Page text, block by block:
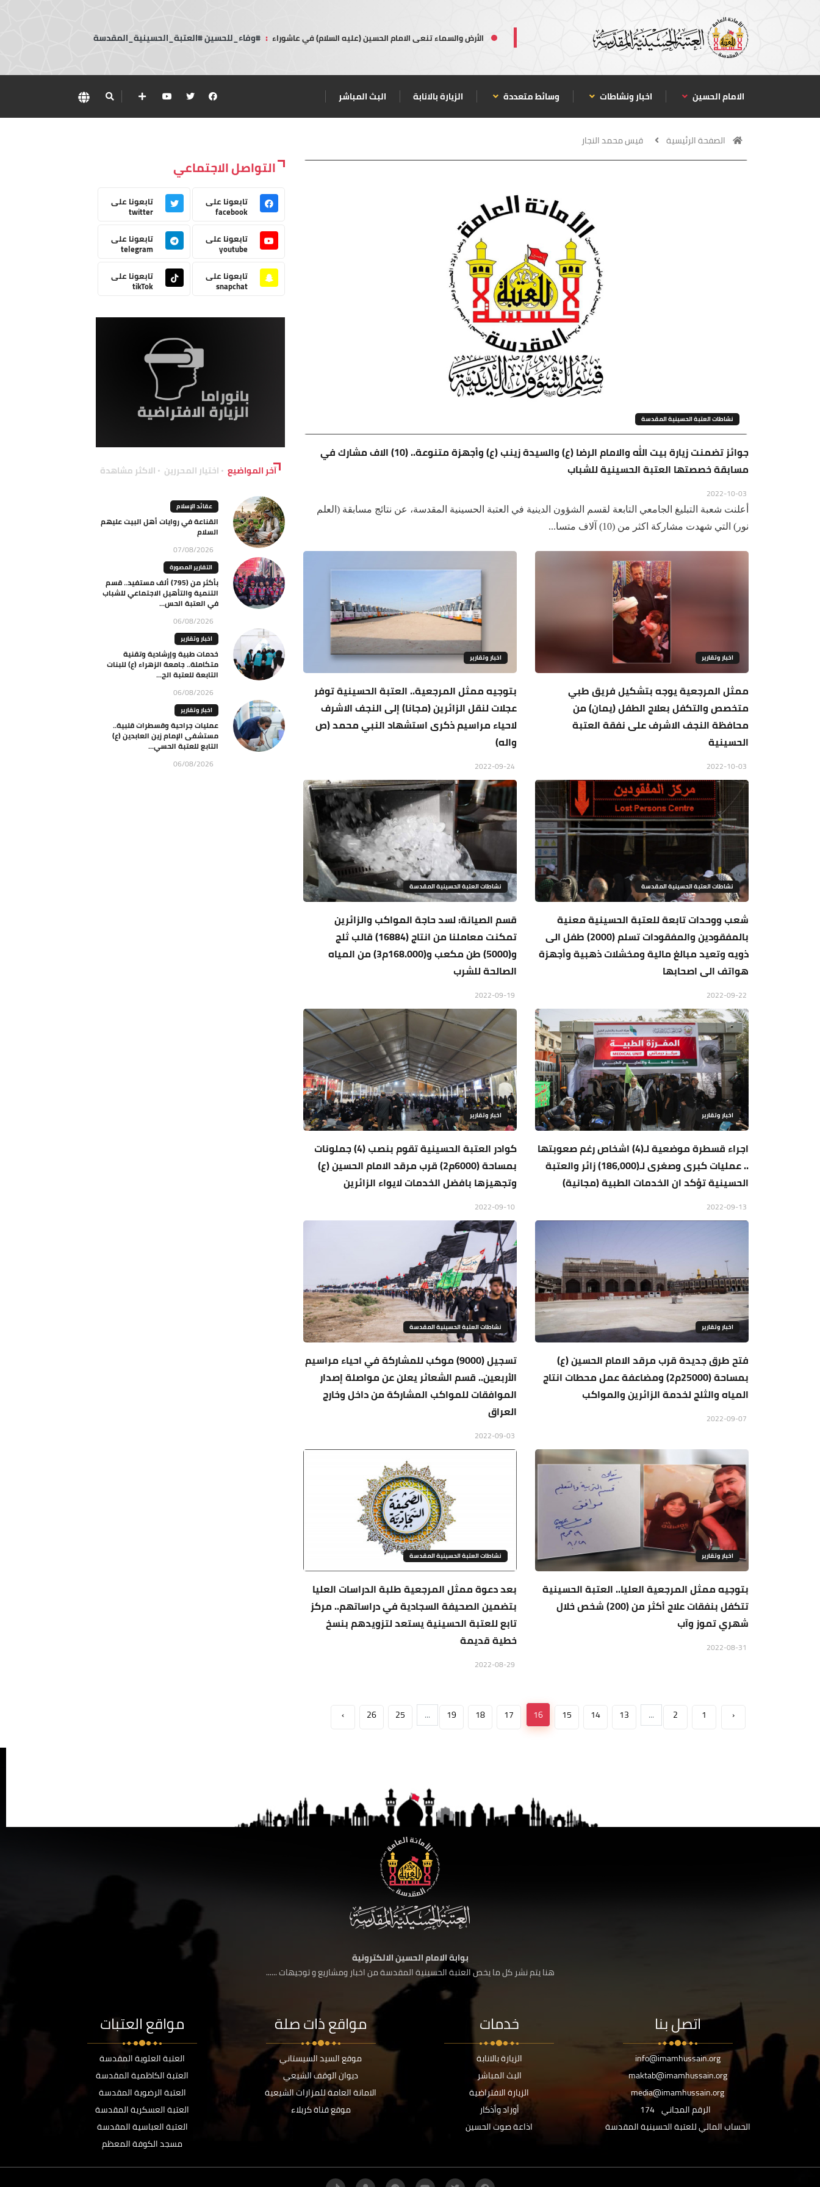
الأرض والسماء تنعى الامام الحسين (عليه السلام) في عاشوراء : #وفاء_للحسين #العتبة_الحسينية_المقدسة
الامام الحسين اخبار ونشاطات وسائط متعددة الزيارة بالانابة البث المباشر
الصفحة الرئيسية قيس محمد النجار
نشاطات العتبة الحسينية المقدسة
جوائز تضمنت زيارة بيت الله والامام الرضا (ع) والسيدة زينب (ع) وأجهزة متنوعة.. (10) الاف مشارك في
مسابقة خصصتها العتبة الحسينية للشباب
أعلنت شعبة التبليغ الجامعي التابعة لقسم الشؤون الدينية في العتبة الحسينية المقدسة، عن نتائج مسابقة (العلم
نور) التي شهدت مشاركة اكثر من (10) آلاف متسا...
اخبار وتقارير
ممثل المرجعية يوجه بتشكيل فريق طبي
متخصص والتكفل بعلاج الطفل (يمان) من
محافظة النجف الاشرف على نفقة العتبة
الحسينية
اخبار وتقارير
بتوجيه ممثل المرجعية.. العتبة الحسينية توفر
عجلات لنقل الزائرين (مجانا) إلى النجف الاشرف
لاحياء مراسيم ذكرى استشهاد النبي محمد (ص
واله)
نشاطات العتبة الحسينية المقدسة
شعب ووحدات تابعة للعتبة الحسينية معنية
بالمفقودين والمفقودات تسلم (2000) طفل الى
ذويه وتعيد مبالغ مالية ومخشلات ذهبية وأجهزة
هواتف الى اصحابها
نشاطات العتبة الحسينية المقدسة
قسم الصيانة: لسد حاجة المواكب والزائرين
تمكنت معاملنا من انتاج (16884) قالب ثلج
و(5000) طن مكعب و(168.000م3) من المياه
الصالحة للشرب
اخبار وتقارير
اجراء قسطرة موضعية لـ(4) اشخاص رغم صعوبتها
.. عمليات كبرى وصغرى لـ(186,000) زائر والعتبة
الحسينية تؤكد ان الخدمات الطبية (مجانية)
اخبار وتقارير
كوادر العتبة الحسينية تقوم بنصب (4) جملونات
بمساحة (6000م2) قرب مرقد الامام الحسين (ع)
وتجهيزها بافضل الخدمات لايواء الزائرين
اخبار وتقارير
فتح طرق جديدة قرب مرقد الامام الحسين (ع)
بمساحة (25000م2) ومضاعفة عمل محطات انتاج
المياه والثلج لخدمة الزائرين والمواكب
نشاطات العتبة الحسينية المقدسة
تسجيل (9000) موكب للمشاركة في احياء مراسيم
الأربعين.. قسم الشعائر يعلن عن مواصلة إصدار
الموافقات للمواكب المشاركة من داخل وخارج
العراق
اخبار وتقارير
بتوجيه ممثل المرجعية العليا.. العتبة الحسينية
تتكفل بنفقات علاج أكثر من (200) شخص خلال
شهري تموز وآب
نشاطات العتبة الحسينية المقدسة
بعد دعوة ممثل المرجعية طلبة الدراسات العليا
بتضمين الصحيفة السجادية في دراساتهم.. مركز
تابع للعتبة الحسينية يستعد لتزويدهم بنسخ
خطية قديمة
‹
1
2
...
13
14
15
16
17
18
19
...
25
26
›
التواصل الاجتماعي
تابعونا على
facebook
تابعونا على
twitter
تابعونا على
youtube
تابعونا على
telegram
تابعونا على
snapchat
تابعونا على
tikTok
آخر المواضيع اختيار المحررين الاكثر مشاهدة
عقائد الإسلام
القناعة في روايات أهل البيت عليهم
السلام
07/08/2026
التقارير المصورة
بأكثر من (795) ألف مستفيد.. قسم
التنمية والتأهيل الاجتماعي للشباب
في العتبة الحس...
06/08/2026
اخبار وتقارير
خدمات طبية وإرشادية وتقنية
متكاملة.. جامعة الزهراء (ع) للبنات
التابعة للعتبة الح...
06/08/2026
اخبار وتقارير
عمليات جراحية وقسطرات قلبية..
مستشفى الإمام زين العابدين (ع)
التابع للعتبة الحسي...
06/08/2026
بوابة الامام الحسين الالكترونية
هنا يتم نشر كل ما يخص العتبة الحسينية المقدسة من اخبار ومشاريع و توجيهات ......
اتصل بنا
info@imamhussain.org
maktab@imamhussain.org
media@imamhussain.org
الرقم المجاني 174
الحساب المالي للعتبة الحسينية المقدسة
خدمات
الزيارة بالانابة
البث المباشر
الزيارة الافتراضية
أوراد وأذكار
اذاعة صوت الحسين
مواقع ذات صلة
موقع السيد السيستاني
ديوان الوقف الشيعي
الامانة العامة للمزارات الشيعية
موقع قناة كربلاء
مواقع العتبات
العتبة العلوية المقدسة
العتبة الكاظمية المقدسة
العتبة الرضوية المقدسة
العتبة العسكرية المقدسة
العتبة العباسية المقدسة
مسجد الكوفة المعظم